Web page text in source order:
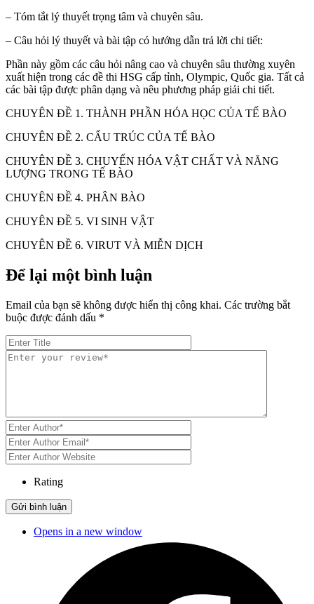
– Tóm tắt lý thuyết trọng tâm và chuyên sâu.
– Câu hỏi lý thuyết và bài tập có hướng dẫn trả lời chi tiết:
Phần này gồm các câu hỏi nâng cao và chuyên sâu thường xuyên
xuất hiện trong các đề thi HSG cấp tỉnh, Olympic, Quốc gia. Tất cả
các bài tập được phân dạng và nêu phương pháp giải chi tiết.
CHUYÊN ĐỀ 1. THÀNH PHẦN HÓA HỌC CỦA TẾ BÀO
CHUYÊN ĐỀ 2. CẤU TRÚC CỦA TẾ BÀO
CHUYÊN ĐỀ 3. CHUYỂN HÓA VẬT CHẤT VÀ NĂNG
LƯỢNG TRONG TẾ BÀO
CHUYÊN ĐỀ 4. PHÂN BÀO
CHUYÊN ĐỀ 5. VI SINH VẬT
CHUYÊN ĐỀ 6. VIRUT VÀ MIỄN DỊCH
Để lại một bình luận
Email của bạn sẽ không được hiển thị công khai. Các trường bắt
buộc được đánh dấu *
Rating
Opens in a new window